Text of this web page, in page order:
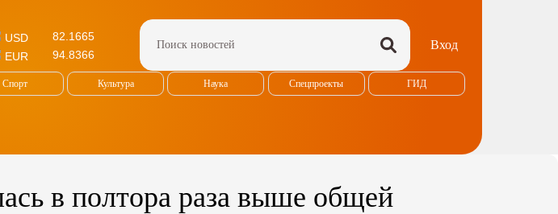
USD
82.1665
EUR
94.8366
Вход
Спорт Культура Наука Спецпроекты ГИД
в полтора раза выше общей